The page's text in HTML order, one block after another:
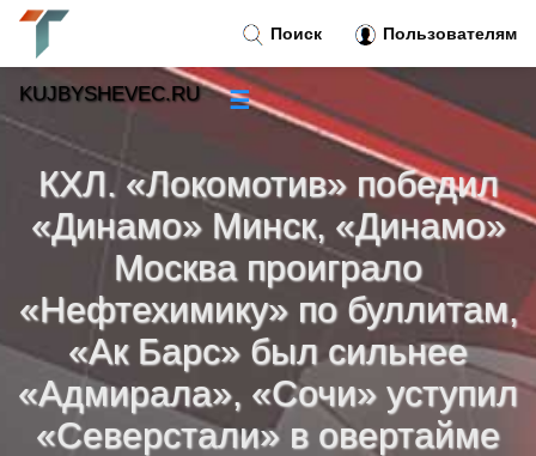
КХЛ. «Локомотив» победил
«Динамо» Минск, «Динамо»
Москва проиграло
«Нефтехимику» по буллитам,
«Ак Барс» был сильнее
«Адмирала», «Сочи» уступил
«Северстали» в овертайме
Поиск Пользователям
KUJBYSHEVEC.RU ☰
Тренды новостей»
»
Правила
Контакт